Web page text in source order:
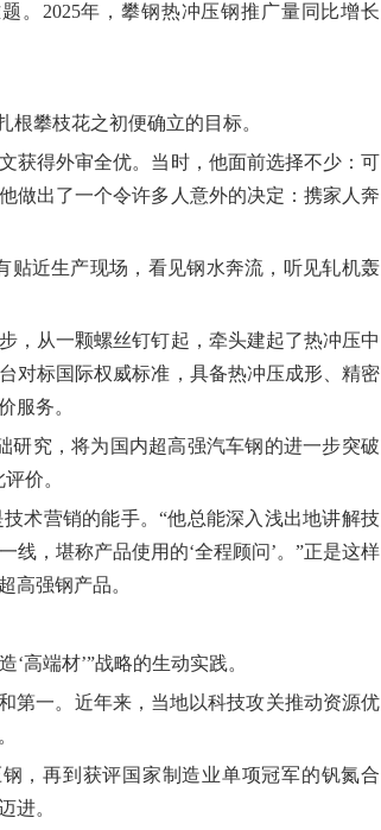
。2025年，攀钢热冲压钢推广量同比增长
根攀枝花之初便确立的目标。
获得外审全优。当时，他面前选择不少：可
做出了一个令许多人意外的决定：携家人奔
贴近生产现场，看见钢水奔流，听见轧机轰
，从一颗螺丝钉钉起，牵头建起了热冲压中
对标国际权威标准，具备热冲压成形、精密
服务。
研究，将为国内超高强汽车钢的进一步突破
价。
术营销的能手。“他总能深入浅出地讲解技
，堪称产品使用的‘全程顾问’。”正是这样
高强钢产品。
高端材’”战略的生动实践。
一。近年来，当地以科技攻关推动资源优
，再到获评国家制造业单项冠军的钒氮合
进。